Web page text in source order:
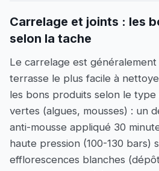
Carrelage et joints : les
selon la tache
Le carrelage est
terrasse le plus facile à
les bons produits selon le type
vertes (algues, mousses) : un
anti-mousse appliqué 30
haute pression (100-130 bars)
efflorescences blanches